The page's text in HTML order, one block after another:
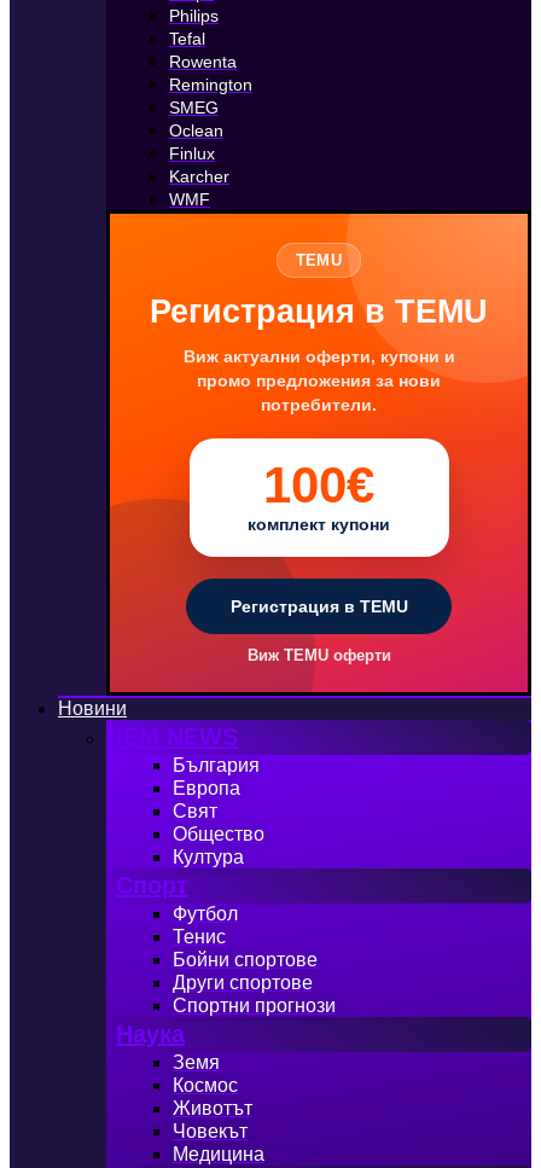
Philips
Tefal
Rowenta
Remington
SMEG
Oclean
Finlux
Karcher
WMF
TEMU
Регистрация в TEMU
Виж актуални оферти, купони и
промо предложения за нови
потребители.
100€
комплект купони
Регистрация в TEMU
Виж TEMU оферти
Новини
iEM NEWS
България
Европа
Свят
Общество
Култура
Спорт
Футбол
Тенис
Бойни спортове
Други спортове
Спортни прогнози
Наука
Земя
Космос
Животът
Човекът
Медицина